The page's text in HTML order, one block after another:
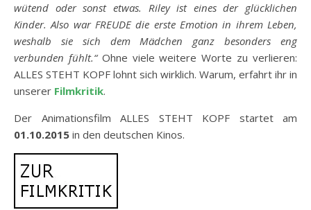
wütend oder sonst etwas. Riley ist eines der glücklichen
Kinder. Also war FREUDE die erste Emotion in ihrem Leben,
weshalb sie sich dem Mädchen ganz besonders eng
verbunden fühlt.“Ohne viele weitere Worte zu verlieren:
ALLES STEHT KOPF lohnt sich wirklich. Warum, erfahrt ihr in
unserer Filmkritik.
Der Animationsfilm ALLES STEHT KOPF startet am
01.10.2015 in den deutschen Kinos.